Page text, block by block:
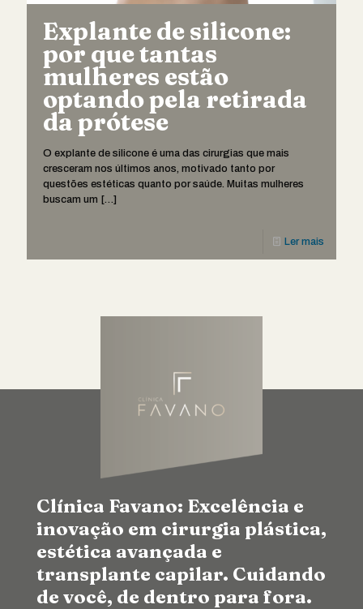
Explante de silicone:
por que tantas
mulheres estão
optando pela retirada
da prótese
O explante de silicone é uma das cirurgias que mais
cresceram nos últimos anos, motivado tanto por
questões estéticas quanto por saúde. Muitas mulheres
buscam um […]
Ler mais
Clínica Favano: Excelência e
inovação em cirurgia plástica,
estética avançada e
transplante capilar. Cuidando
de você, de dentro para fora.